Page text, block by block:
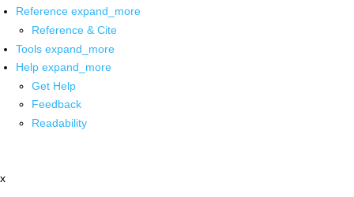
Reference expand_more
Reference & Cite
Tools expand_more
Help expand_more
Get Help
Feedback
Readability
x